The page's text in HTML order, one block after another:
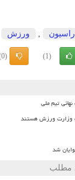
ورزش
(1)
(0)
وزارت ورزش هستند
شد
مطلب